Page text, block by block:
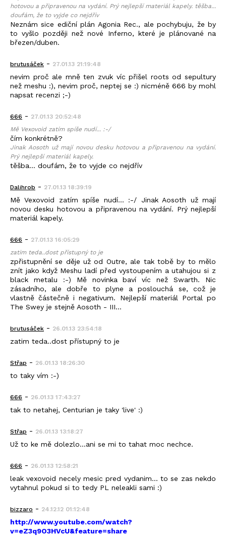
hotovou a připravenou na vydání. Prý nejlepší materiál kapely. těšba...
doufám, že to vyjde co nejdřív
Neznám sice ediční plán Agonia Rec., ale pochybuju, že by
to vyšlo později než nové Inferno, které je plánované na
březen/duben.
brutusáček - 27.01.13 21:19:48
nevim proč ale mně ten zvuk víc přišel roots od sepultury
než meshu :), nevim proč, neptej se :) nicméně 666 by mohl
napsat recenzi ;-)
666 - 27.01.13 20:52:48
Mě Vexovoid zatím spíše nudí... :-/
čím konkrétně?
Jinak Aosoth už mají novou desku hotovou a připravenou na vydání.
Prý nejlepší materiál kapely.
těšba... doufám, že to vyjde co nejdřív
Dalihrob - 27.01.13 18:39:19
Mě Vexovoid zatím spíše nudí... :-/ Jinak Aosoth už mají
novou desku hotovou a připravenou na vydání. Prý nejlepší
materiál kapely.
666 - 27.01.13 16:05:29
zatim teda..dost přístupný to je
zpřistupnění se děje už od Outre, ale tak tobě by to mělo
znít jako když Meshu ladí před vystoupením a utahujou si z
black metalu :-) Mě novinka baví víc než Swarth. Nic
zásadního, ale dobře to plyne a poslouchá se, což je
vlastně částečně i negativum. Nejlepší materiál Portal po
The Swey je stejně Aosoth - III...
brutusáček - 26.01.13 23:54:18
zatim teda..dost přístupný to je
Střap - 26.01.13 18:26:30
to taky vím :-)
666 - 26.01.13 17:43:27
tak to netahej, Centurian je taky 'live' :)
Střap - 26.01.13 13:18:27
Už to ke mě dolezlo...ani se mi to tahat moc nechce.
666 - 26.01.13 12:58:21
leak vexovoid necely mesic pred vydanim... to se zas nekdo
vytahnul pokud si to tedy PL neleakli sami :)
bizzaro - 24.12.12 01:12:48
http://www.youtube.com/watch?
v=eZ3q9O3HVcU&feature=share